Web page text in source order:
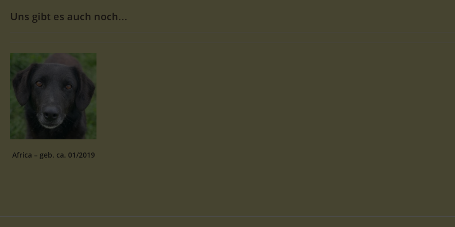
Uns gibt es auch noch...
Africa – geb. ca. 01/2019